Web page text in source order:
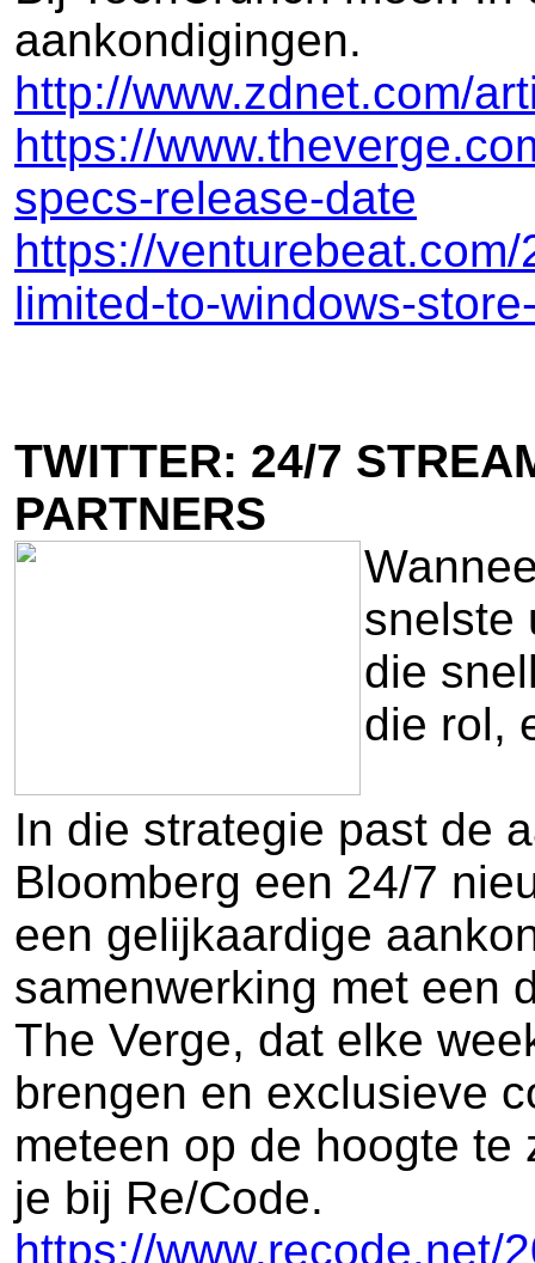
aankondigingen.
http://www.zdnet.com/
https://
specs-release-date
https://
limited-to-windows-
TWITTER: 24/7
PARTNERS
snelste
die
die rol,
In die strategie past de
Bloomberg een 24/7
een gelijkaardige
samenwerking met een
The Verge, dat elke
brengen en exclusieve
meteen op de hoogte
je bij Re/Code.
https://www.recode.net/